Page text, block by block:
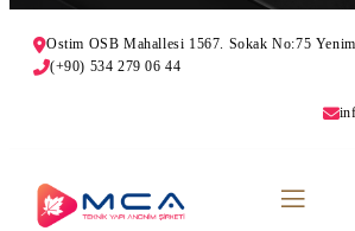
Ostim OSB Mahallesi 1567. Sokak No:75
(+90) 534 279 06 44
BAKLAVALI